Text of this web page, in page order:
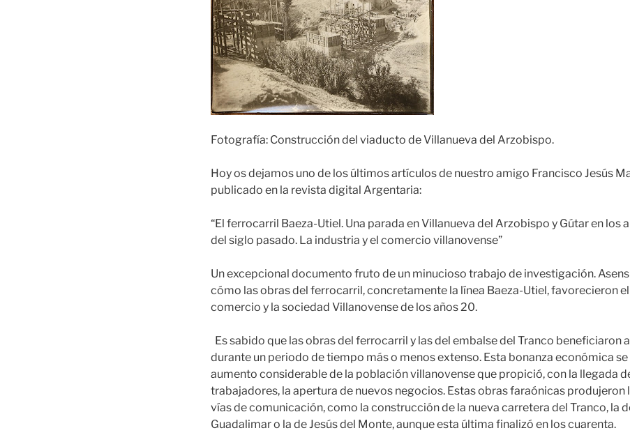
Fotografía: Construcción del viaducto de Villanueva del Arzobispo.
Hoy os dejamos uno de los últimos artículos de nuestro amigo Francisco Jesús
publicado en la revista digital Argentaria:
“El ferrocarril Baeza-Utiel. Una parada en Villanueva del Arzobispo y Gútar en los
del siglo pasado. La industria y el comercio villanovense”
Un excepcional documento fruto de un minucioso trabajo de investigación.
cómo las obras del ferrocarril, concretamente la línea Baeza-Utiel, favorecieron
comercio y la sociedad Villanovense de los años 20.
Es sabido que las obras del ferrocarril y las del embalse del Tranco beneficiaron
durante un periodo de tiempo más o menos extenso. Esta bonanza económica
aumento considerable de la población villanovense que propició, con la llegada
trabajadores, la apertura de nuevos negocios. Estas obras faraónicas produjeron
vías de comunicación, como la construcción de la nueva carretera del Tranco, la
Guadalimar o la de Jesús del Monte, aunque esta última finalizó en los cuarenta.